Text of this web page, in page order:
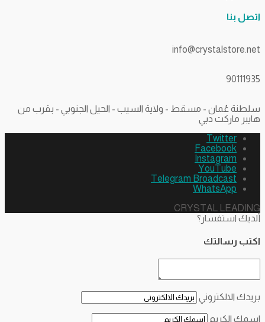
اتصل بنا
info@crystalstore.net
90111935
سلطنة عُمان - مسقط - ولاية السيب - الحيل الجنوبي - بقرب من
هايبر ماركت دبي
Twitter
Facebook
Instagram
YouTube
Telegram Broadcast
WhatsApp
CRYSTAL LEADING
ألديك استفسار؟
اكتب رسالتك
بريدك الالكتروني
اسمك الكريم